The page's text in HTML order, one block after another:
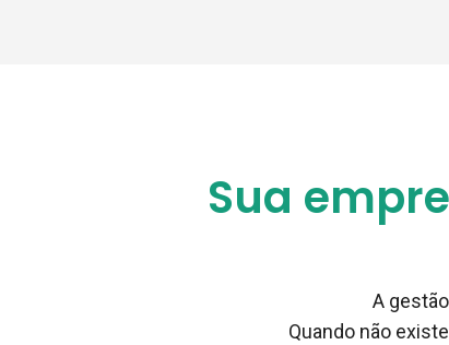
Sua
A
Quando não